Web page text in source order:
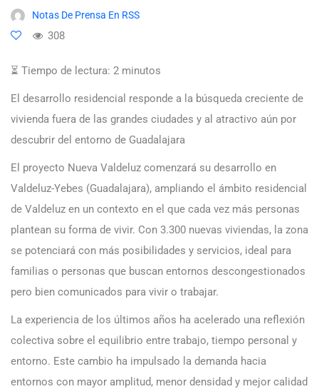
Notas De Prensa En RSS
308
⏳ Tiempo de lectura: 2 minutos
El desarrollo residencial responde a la búsqueda creciente de
vivienda fuera de las grandes ciudades y al atractivo aún por
descubrir del entorno de Guadalajara
El proyecto Nueva Valdeluz comenzará su desarrollo en
Valdeluz-Yebes (Guadalajara), ampliando el ámbito residencial
de Valdeluz en un contexto en el que cada vez más personas
plantean su forma de vivir. Con 3.300 nuevas viviendas, la zona
se potenciará con más posibilidades y servicios, ideal para
familias o personas que buscan entornos descongestionados
pero bien comunicados para vivir o trabajar.
La experiencia de los últimos años ha acelerado una reflexión
colectiva sobre el equilibrio entre trabajo, tiempo personal y
entorno. Este cambio ha impulsado la demanda hacia
entornos con mayor amplitud, menor densidad y mejor calidad